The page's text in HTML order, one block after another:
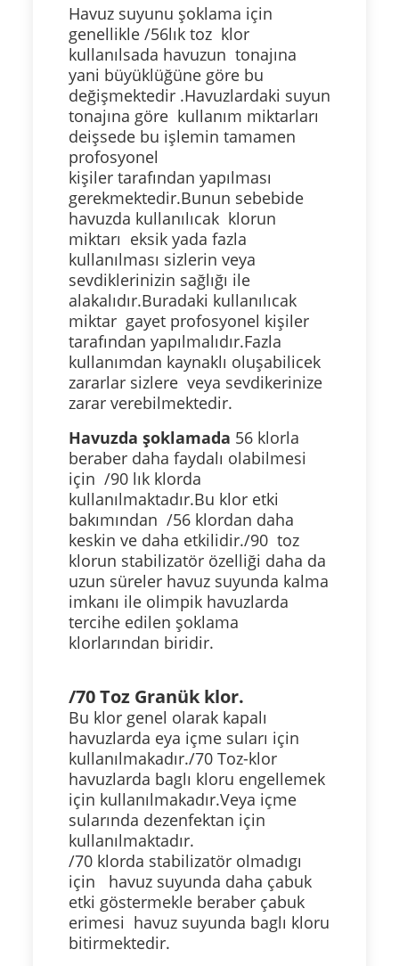
Havuz suyunu şoklama için
genellikle /56lık toz klor
kullanılsada havuzun tonajına
yani büyüklüğüne göre bu
değişmektedir .Havuzlardaki suyun
tonajına göre kullanım miktarları
deişsede bu işlemin tamamen
profosyonel
kişiler tarafından yapılması
gerekmektedir.Bunun sebebide
havuzda kullanılıcak klorun
miktarı eksik yada fazla
kullanılması sizlerin veya
sevdiklerinizin sağlığı ile
alakalıdır.Buradaki kullanılıcak
miktar gayet profosyonel kişiler
tarafından yapılmalıdır.Fazla
kullanımdan kaynaklı oluşabilicek
zararlar sizlere veya sevdikerinize
zarar verebilmektedir.
Havuzda şoklamada 56 klorla
beraber daha faydalı olabilmesi
için /90 lık klorda
kullanılmaktadır.Bu klor etki
bakımından /56 klordan daha
keskin ve daha etkilidir./90 toz
klorun stabilizatör özelliği daha da
uzun süreler havuz suyunda kalma
imkanı ile olimpik havuzlarda
tercihe edilen şoklama
klorlarından biridir.
/70 Toz Granük klor.
Bu klor genel olarak kapalı
havuzlarda eya içme suları için
kullanılmakadır./70 Toz-klor
havuzlarda baglı kloru engellemek
için kullanılmakadır.Veya içme
sularında dezenfektan için
kullanılmaktadır.
/70 klorda stabilizatör olmadıgı
için havuz suyunda daha çabuk
etki göstermekle beraber çabuk
erimesi havuz suyunda baglı kloru
bitirmektedir.